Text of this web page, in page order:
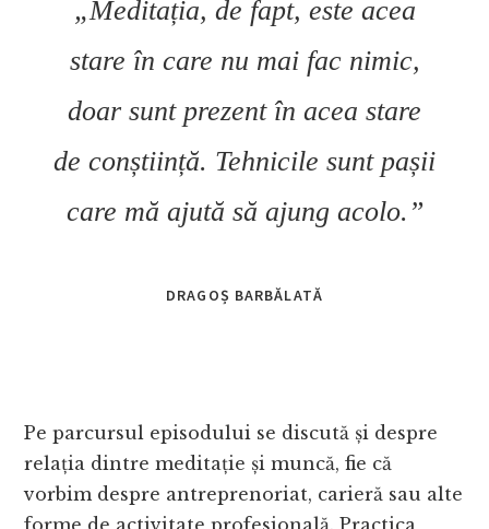
„Meditația, de fapt, este acea
stare în care nu mai fac nimic,
doar sunt prezent în acea stare
de conștiință. Tehnicile sunt pașii
care mă ajută să ajung acolo.”
DRAGOȘ BARBĂLATĂ
Pe parcursul episodului se discută și despre
relația dintre meditație și muncă, fie că
vorbim despre antreprenoriat, carieră sau alte